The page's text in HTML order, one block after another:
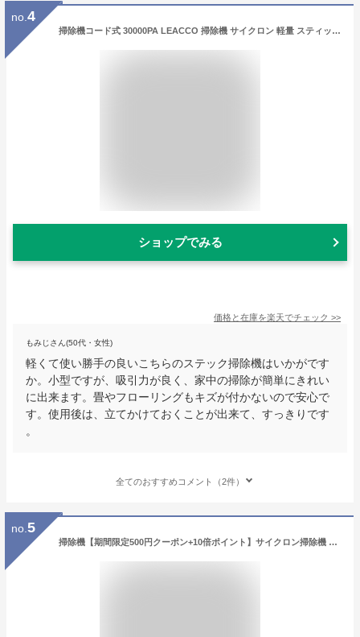
no. 4
掃除機コード式 30000PA LEACCO 掃除機 サイクロン 軽量 スティック掃除機 家庭用 遠心分離 5M電源コード HEPA多重濾過 コンパクト ハードフロア/カーペット/カーテンに適用 S10
ショップでみる
価格と在庫を楽天でチェック >>
もみじさん(50代・女性)
軽くて使い勝手の良いこちらのステック掃除機はいかがです
か。小型ですが、吸引力が良く、家中の掃除が簡単にきれい
に出来ます。畳やフローリングもキズが付かないので安心で
す。使用後は、立てかけておくことが出来て、すっきりです
。
全てのおすすめコメント（2件）
no. 5
掃除機【期間限定500円クーポン+10倍ポイント】サイクロン掃除機 スティック型 コード式 クリーナー 30000pa 強力吸引 ハンディクリーナー 静音 オシャレ 小型 軽い コンパクト 2種類ノズル 新生活 送料無料